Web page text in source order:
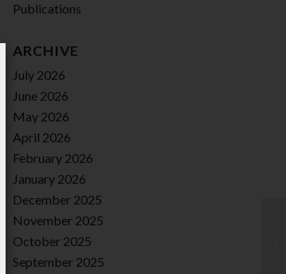
Publications
ARCHIVE
July 2026
June 2026
May 2026
April 2026
February 2026
January 2026
December 2025
November 2025
October 2025
September 2025